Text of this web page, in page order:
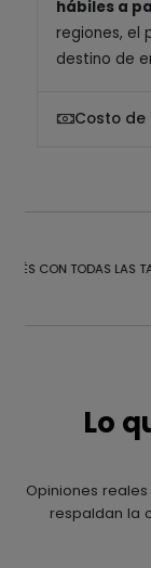
hábiles a
regiones, el
destino de
Costo de
CON TODAS LAS
Lo
Opiniones
respaldan la